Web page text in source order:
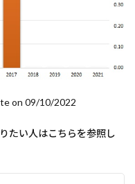
on 09/10/2022
たい人はこちらを参照し